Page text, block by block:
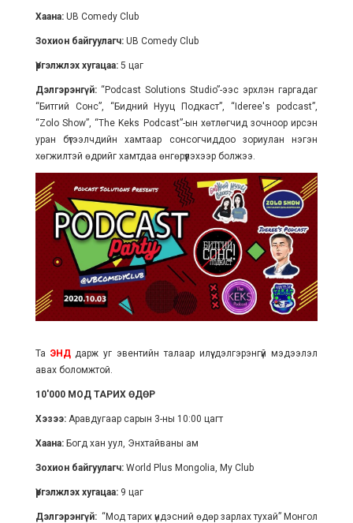
Хаана:UB Comedy Club
Зохион байгуулагч:UB Comedy Club
Үргэлжлэх хугацаа: 5 цаг
Дэлгэрэнгүй:“Podcast Solutions Studio”-ээс эрхлэн гаргадаг
“Битгий Сонс”, “Бидний Нууц Подкаст”, “Ideree's podcast”,
“Zolo Show”, “The Keks Podcast”-ын хөтлөгчид зочноор ирсэн
уран бүтээлчдийн хамтаар сонсогчиддоо зориулан нэгэн
хөгжилтэй өдрийг хамтдаа өнгөрүүлэхээр болжээ.
Та ЭНДдарж уг эвентийн талаар илүү дэлгэрэнгүй мэдээлэл
авах боломжтой.
10'000 МОД ТАРИХ ӨДӨР
Хэзээ: Аравдугаар сарын 3-ны 10:00 цагт
Хаана:Богд хан уул, Энхтайваны ам
Зохион байгуулагч:World Plus Mongolia, My Club
Үргэлжлэх хугацаа:9 цаг
Дэлгэрэнгүй:“Мод тарих үндэсний өдөр зарлах тухай” Монгол